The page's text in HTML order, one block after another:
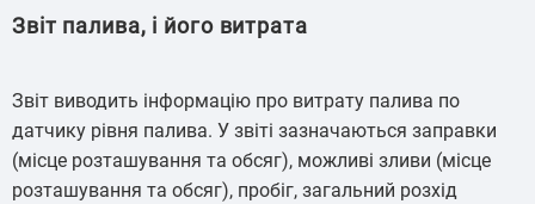
Звіт палива, і його витрата
Звіт виводить інформацію про витрату палива по
датчику рівня палива. У звіті зазначаються заправки
(місце розташування та обсяг), можливі зливи (місце
розташування та обсяг), пробіг, загальний розхід